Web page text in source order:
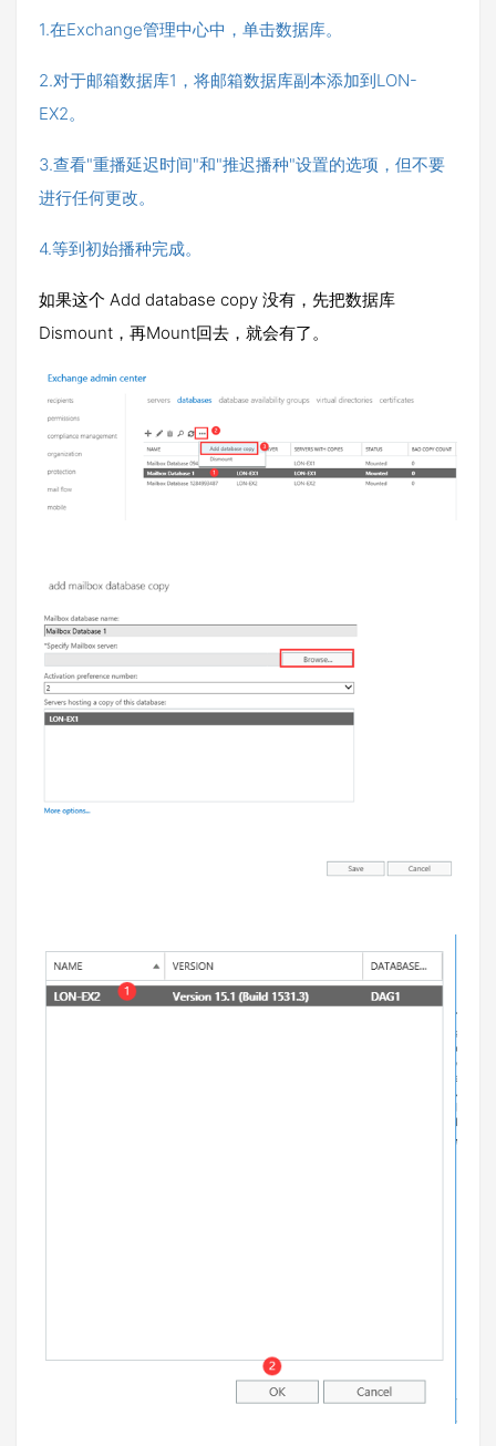
1.在Exchange管理中心中，单击数据库。
2.对于邮箱数据库1，将邮箱数据库副本添加到LON-
EX2。
3.查看"重播延迟时间"和"推迟播种"设置的选项，但不要
进行任何更改。
4.等到初始播种完成。
如果这个 Add database copy 没有，先把数据库
Dismount，再Mount回去，就会有了。